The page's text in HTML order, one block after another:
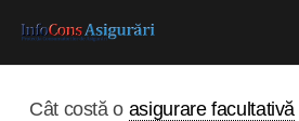
Cât costă o asigurare facultativă